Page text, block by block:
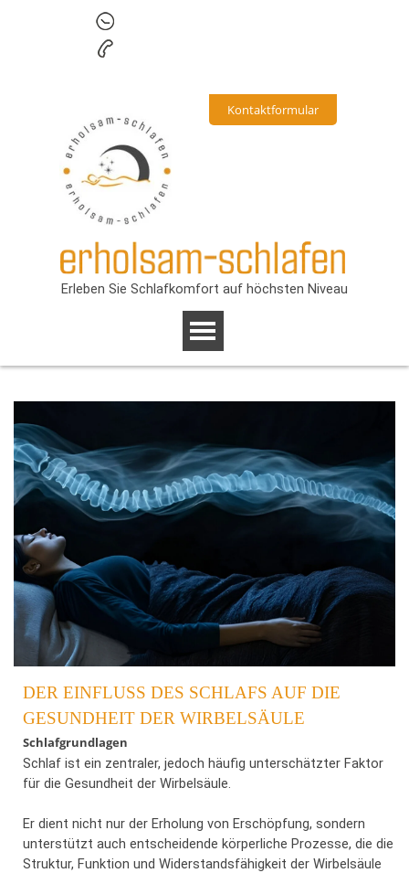
Uhr
Erleben Sie Schlafkomfort auf höchsten Niveau
Kontaktformular
schlafen.at
DER EINFLUSS DES SCHLAFS AUF DIE
GESUNDHEIT DER WIRBELSÄULE
Schlafgrundlagen
Schlaf ist ein zentraler, jedoch häufig unterschätzter Faktor
für die Gesundheit der Wirbelsäule.
Er dient nicht nur der Erholung von Erschöpfung, sondern
unterstützt auch entscheidende körperliche Prozesse, die die
Struktur, Funktion und Widerstandsfähigkeit der Wirbelsäule